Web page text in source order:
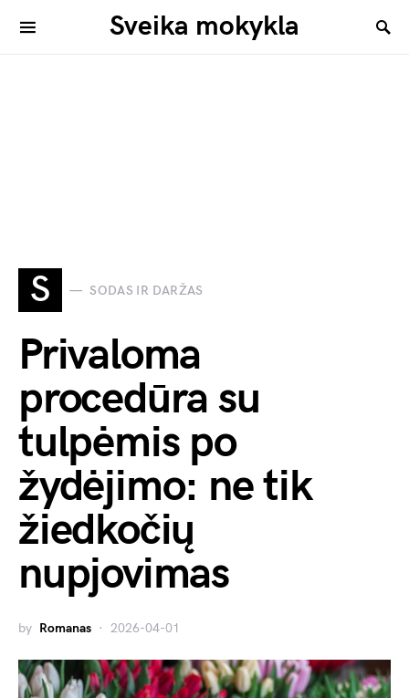
Sveika mokykla
S SODAS IR DARŽAS
Privaloma
procedūra su
tulpėmis po
žydėjimo: ne tik
žiedkočių
nupjovimas
by Romanas 2026-04-01